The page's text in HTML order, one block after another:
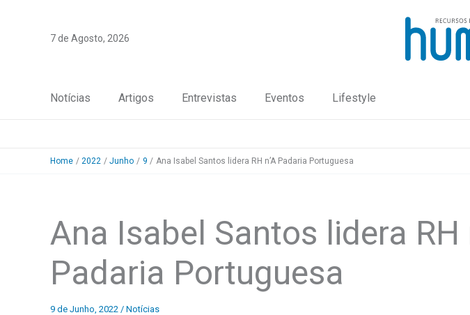
7 de Agosto, 2026
Notícias Artigos Entrevistas Eventos Lifestyle
Home 2022 Junho 9 Ana Isabel Santos lidera RH n’A Padaria Portuguesa
Ana Isabel Santos lidera RH
Padaria Portuguesa
9 de Junho, 2022 / Notícias